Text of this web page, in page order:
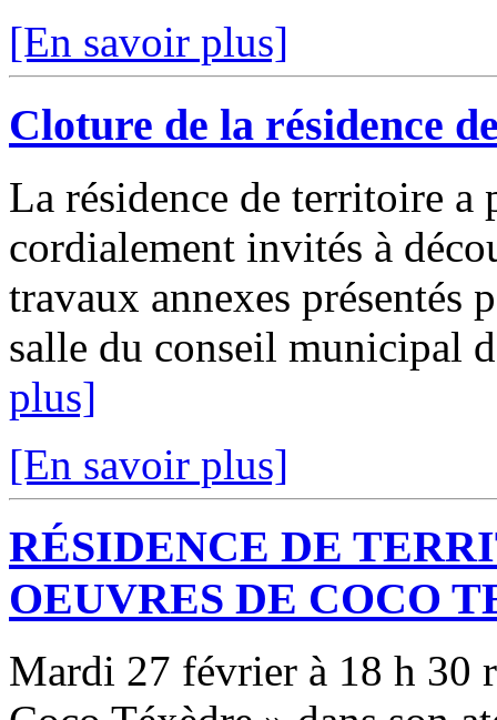
[En savoir plus]
Cloture de la résidence
La résidence de territoire a
cordialement invités à
travaux annexes présentés
salle du conseil municipal
plus]
[En savoir plus]
RÉSIDENCE DE
OEUVRES DE COCO
Mardi 27 février à 18 h 30